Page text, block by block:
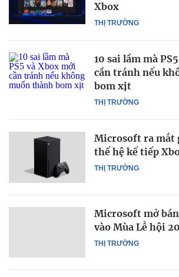
THỊ TRƯỜNG
Xbox
THỊ TRƯỜNG
10 sai lầm mà
cần tránh nếu
bom xịt
THỊ TRƯỜNG
Microsoft ra mắt
thế hệ kế tiếp
THỊ TRƯỜNG
Microsoft mở
vào Mùa Lễ hội